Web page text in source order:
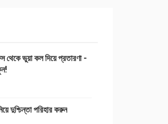
থেকে ভুয়া কল দিয়ে প্রতারণা -
দুশ্চিন্তা পরিহার করুন